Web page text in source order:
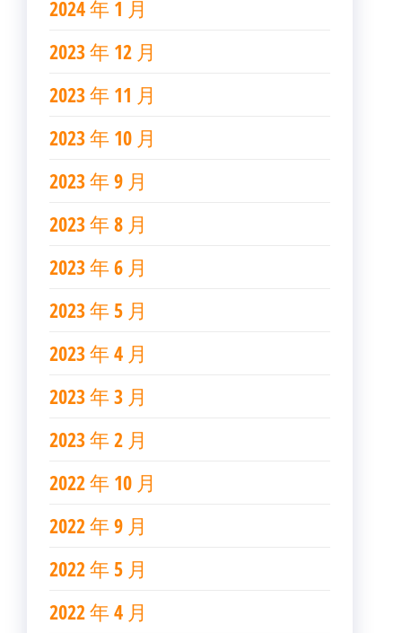
2024 年 1 月
2023 年 12 月
2023 年 11 月
2023 年 10 月
2023 年 9 月
2023 年 8 月
2023 年 6 月
2023 年 5 月
2023 年 4 月
2023 年 3 月
2023 年 2 月
2022 年 10 月
2022 年 9 月
2022 年 5 月
2022 年 4 月